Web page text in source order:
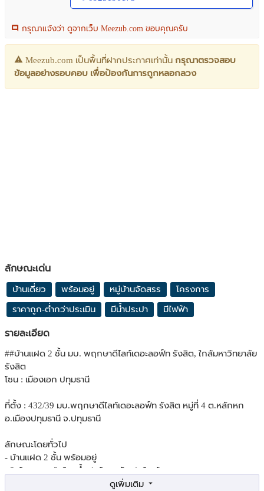
กรุณาแจ้งว่า ดูจากเว็บ Meezub.com ขอบคุณครับ
Meezub.com เป็นพื้นที่ฝากประกาศเท่านั้น กรุณาตรวจสอบ
ข้อมูลอย่างรอบคอบ เพื่อป้องกันการถูกหลอกลวง
ลักษณะเด่น
บ้านเดี่ยว พร้อมอยู่ หมู่บ้านจัดสรร โครงการ
ราคาถูก-ต่ำกว่าประเมิน มีน้ำประปา มีไฟฟ้า
รายละเอียด
##บ้านแฝด 2 ชั้น มบ. พฤกษาดีไลท์เดอะลอฟ์ท รังสิต, ใกล้มหาวิทยาลัย
รังสิต
โซน : เมืองเอก ปทุมธานี
ที่ตั้ง : 432/39 มบ.พฤกษาดีไลท์เดอะลอฟ์ท รังสิต หมู่ที่ 4 ต.หลักหก
อ.เมืองปทุมธานี จ.ปทุมธานี
ลักษณะโดยทั่วไป
- บ้านแฝด 2 ชั้น พร้อมอยู่
- 3 ห้องนอน, 2 ห้องน้ำ, 1 ห้องครัว, 1 ห้องโถง
- เนื้อที่ 45.6 ตรว. พื้นที่ใช้สอย 135 ตรม.